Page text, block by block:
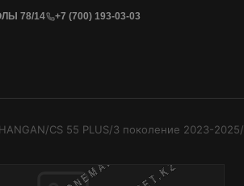
78/14 +7 (700) 193-03-03
/CS 55 PLUS/3 поколение 2023-2025/